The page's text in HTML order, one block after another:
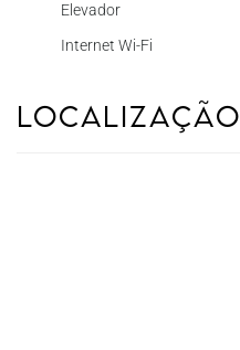
Elevador
Internet Wi-Fi
Localização